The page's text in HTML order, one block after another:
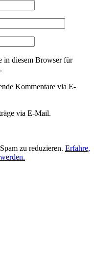
in diesem Browser für
Kommentare via E-
via E-Mail.
zu reduzieren. Erfahre,